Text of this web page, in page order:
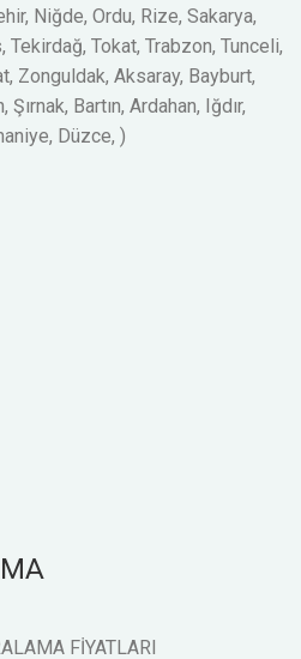
Niğde, Ordu, Rize, Sakarya,
Tokat, Trabzon, Tunceli,
Zonguldak, Aksaray, Bayburt,
Şırnak, Bartın, Ardahan, Iğdır,
Düzce, )
FİYATLARI